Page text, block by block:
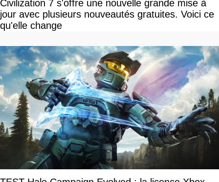
Civilization 7 s'offre une nouvelle grande mise à
jour avec plusieurs nouveautés gratuites. Voici ce
qu'elle change